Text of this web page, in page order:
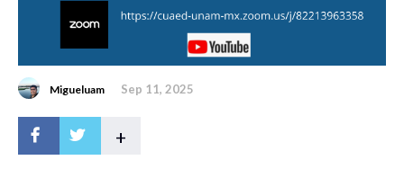
Migueluam Sep 11, 2025
+